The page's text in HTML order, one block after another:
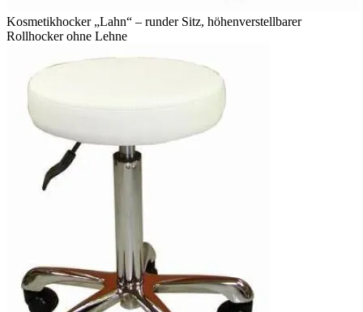
Kosmetikhocker „Lahn“ – runder Sitz, höhenverstellbarer
Rollhocker ohne Lehne